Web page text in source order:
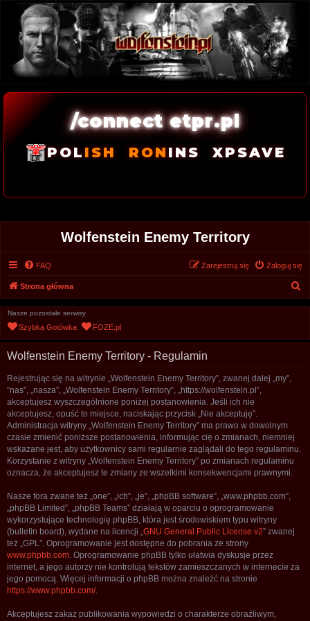
/connect etpr.pl
POL ISH RONINS XPSAVE
Wolfenstein Enemy Territory
FAQ Zaloguj się
Zarejestruj się
Strona główna
Nasze pozostałe serwisy
Szybka Gotówka FOZE.pl
Wolfenstein Enemy Territory - Regulamin
Rejestrując się na witrynie „Wolfenstein Enemy Territory”, zwanej dalej „my”,
”nas”, „nasza”, „Wolfenstein Enemy Territory”, „https://wolfenstein.pl”,
akceptujesz wyszczególnione poniżej postanowienia. Jeśli ich nie
akceptujesz, opuść to miejsce, naciskając przycisk „Nie akceptuję”.
Administracja witryny „Wolfenstein Enemy Territory” ma prawo w dowolnym
czasie zmienić poniższe postanowienia, informując cię o zmianach, niemniej
wskazane jest, aby użytkownicy sami regularnie zaglądali do tego regulaminu.
Korzystanie z witryny „Wolfenstein Enemy Territory” po zmianach regulaminu
oznacza, że akceptujesz te zmiany ze wszelkimi konsekwencjami prawnymi.
Nasze fora zwane też „one”, „ich”, „je”, „phpBB software”, „www.phpbb.com”,
„phpBB Limited”, „phpBB Teams” działają w oparciu o oprogramowanie
wykorzystujące technologię phpBB, która jest środowiskiem typu witryny
(bulletin board), wydane na licencji „ GNU General Public License v2” zwanej
też „GPL”. Oprogramowanie jest dostępne do pobrania ze strony
www.phpbb.com . Oprogramowanie phpBB tylko ułatwia dyskusje przez
internet, a jego autorzy nie kontrolują tekstów zamieszczanych w internecie za
jego pomocą. Więcej informacji o phpBB można znaleźć na stronie
https://www.phpbb.com/.
Akceptujesz zakaz publikowania wypowiedzi o charakterze obraźliwym,